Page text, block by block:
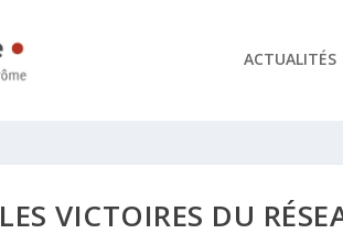
ACTUALITÉS
LES VICTOIRES DU